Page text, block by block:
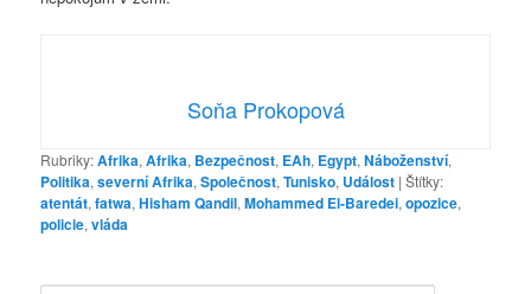
Soňa Prokopová
Rubriky:Afrika,Afrika, Bezpečnost, EAh, Egypt,Náboženství,
Politika,severní Afrika,Společnost,Tunisko, Událost |Štítky:
atentát,fatwa,Hisham Qandil,Mohammed El-Baredei,opozice,
policie,vláda